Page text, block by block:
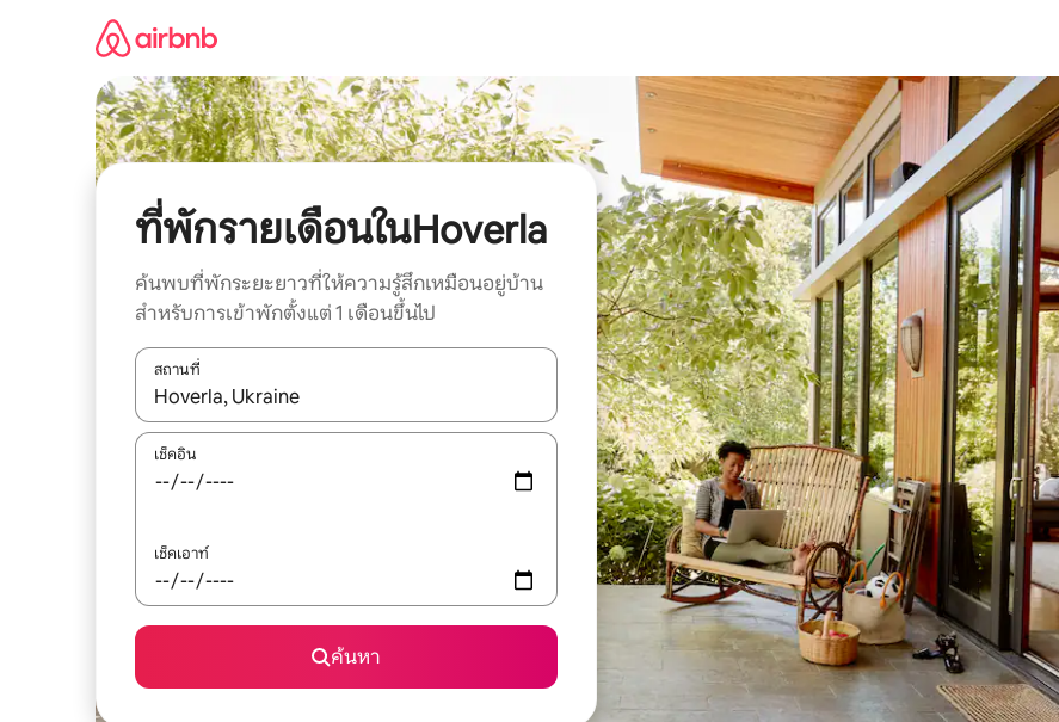
ที่พักรายเดือนในHoverla
ค้นพบที่พักระยะยาวที่ให้ความรู้สึกเหมือนอยู่บ้าน
สำหรับการเข้าพักตั้งแต่ 1 เดือนขึ้นไป
สถานที่
ใช้ลูกศรขึ้นลง หรือใช้การสัมผัสหรือปัด เพื่อสำรวจผลการค้นหา
เช็คอิน
เช็คเอาท์
ค้นหา